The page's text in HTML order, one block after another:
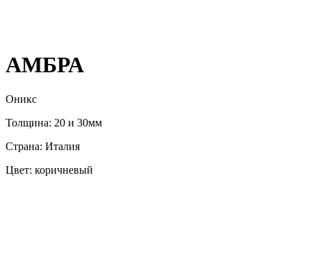
АМБРА
Оникс
Толщина: 20 и 30мм
Страна: Италия
Цвет: коричневый